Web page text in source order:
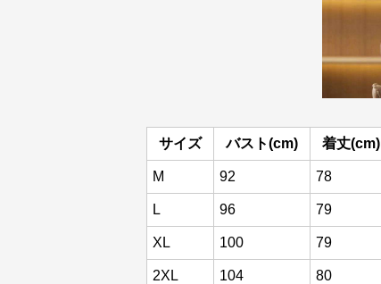
サイズ バスト(cm) 着丈(cm)
M 92 78
L 96 79
XL 100 79
2XL 104 80